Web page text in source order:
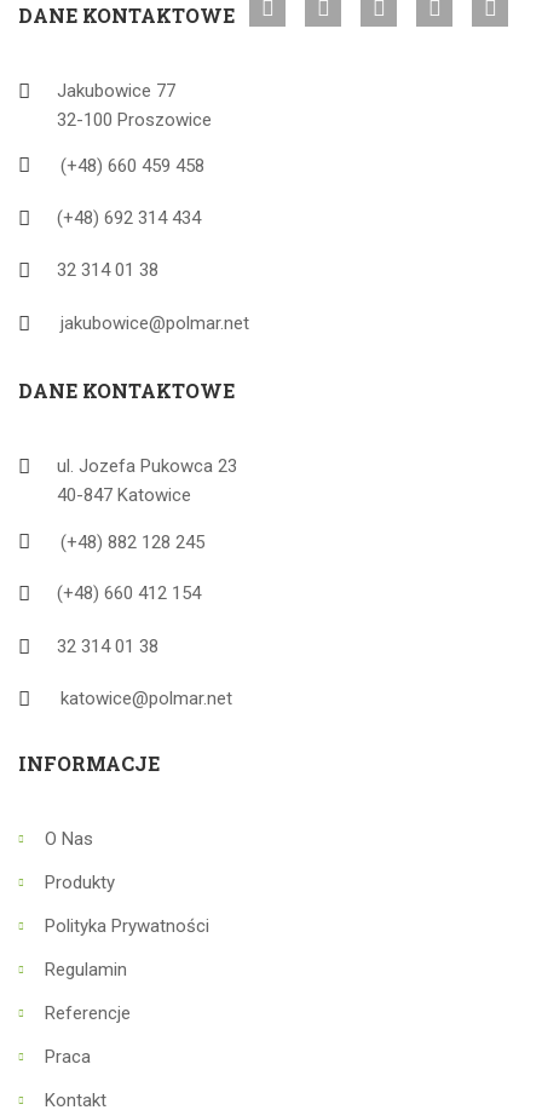
DANE KONTAKTOWE
Jakubowice 77
32-100 Proszowice
(+48) 660 459 458
(+48) 692 314 434
32 314 01 38
jakubowice@polmar.net
DANE KONTAKTOWE
ul. Jozefa Pukowca 23
40-847 Katowice
(+48) 882 128 245
(+48) 660 412 154
32 314 01 38
katowice@polmar.net
INFORMACJE
O Nas
Produkty
Polityka Prywatności
Regulamin
Referencje
Praca
Kontakt